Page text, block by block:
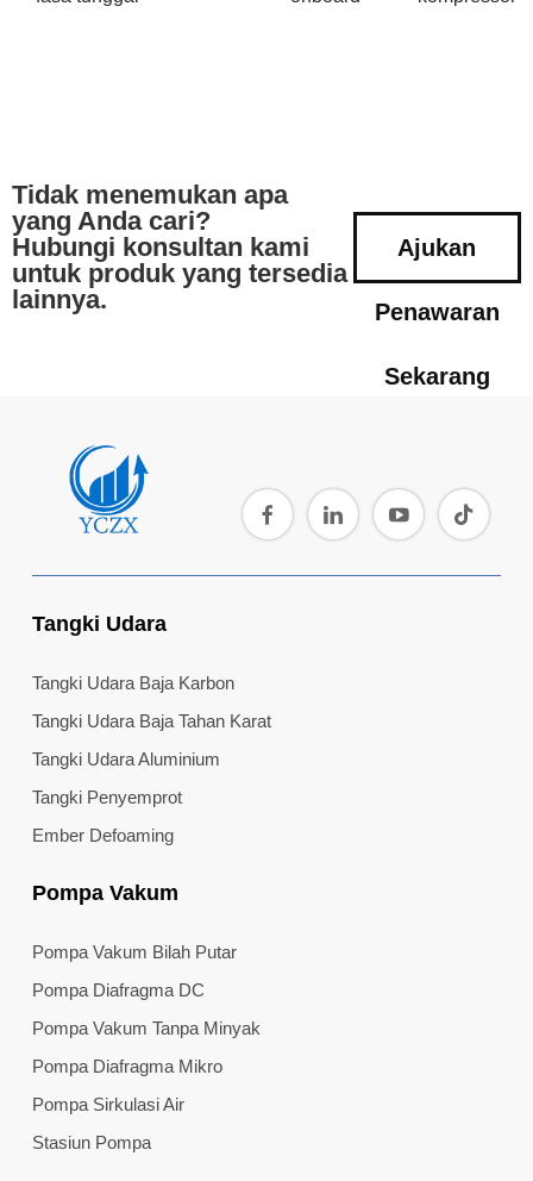
Tidak menemukan apa
yang Anda cari?
Hubungi konsultan kami
untuk produk yang tersedia
lainnya.
Ajukan
Penawaran
Sekarang
Tangki Udara
Tangki Udara Baja Karbon
Tangki Udara Baja Tahan Karat
Tangki Udara Aluminium
Tangki Penyemprot
Ember Defoaming
Pompa Vakum
Pompa Vakum Bilah Putar
Pompa Diafragma DC
Pompa Vakum Tanpa Minyak
Pompa Diafragma Mikro
Pompa Sirkulasi Air
Stasiun Pompa